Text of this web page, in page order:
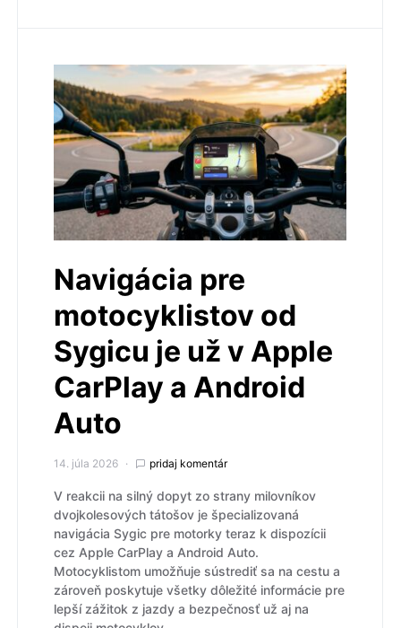
Navigácia pre
motocyklistov od
Sygicu je už v Apple
CarPlay a Android
Auto
14. júla 2026 pridaj komentár
V reakcii na silný dopyt zo strany milovníkov
dvojkolesových tátošov je špecializovaná
navigácia Sygic pre motorky teraz k dispozícii
cez Apple CarPlay a Android Auto.
Motocyklistom umožňuje sústrediť sa na cestu a
zároveň poskytuje všetky dôležité informácie pre
lepší zážitok z jazdy a bezpečnosť už aj na